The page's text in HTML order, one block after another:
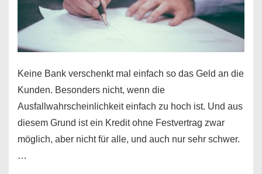
möglich!
Keine Bank verschenkt mal einfach so das Geld an die
Kunden. Besonders nicht, wenn die
Ausfallwahrscheinlichkeit einfach zu hoch ist. Und aus
diesem Grund ist ein Kredit ohne Festvertrag zwar
möglich, aber nicht für alle, und auch nur sehr schwer.
…